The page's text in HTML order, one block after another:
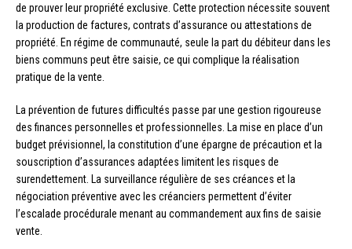
de prouver leur propriété exclusive. Cette protection nécessite souvent
la production de factures, contrats d’assurance ou attestations de
propriété. En régime de communauté, seule la part du débiteur dans les
biens communs peut être saisie, ce qui complique la réalisation
pratique de la vente.
La prévention de futures difficultés passe par une gestion rigoureuse
des finances personnelles et professionnelles. La mise en place d’un
budget prévisionnel, la constitution d’une épargne de précaution et la
souscription d’assurances adaptées limitent les risques de
surendettement. La surveillance régulière de ses créances et la
négociation préventive avec les créanciers permettent d’éviter
l’escalade procédurale menant au commandement aux fins de saisie
vente.